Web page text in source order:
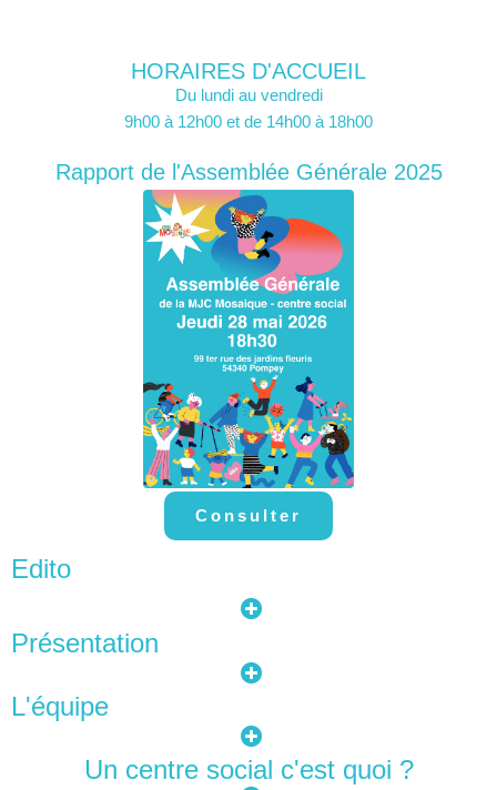
HORAIRES D'ACCUEIL
Du lundi au vendredi
9h00 à 12h00 et de 14h00 à 18h00
Rapport de l'Assemblée Générale 2025
Consulter
Edito
Présentation
L'équipe
Un centre social c'est quoi ?